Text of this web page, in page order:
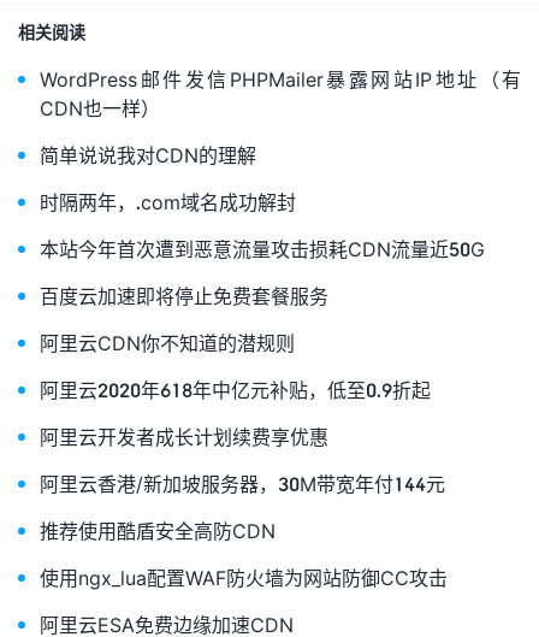
相关阅读
WordPress邮件发信PHPMailer暴露网站IP地址（有
CDN也一样）
简单说说我对CDN的理解
时隔两年，.com域名成功解封
本站今年首次遭到恶意流量攻击损耗CDN流量近50G
百度云加速即将停止免费套餐服务
阿里云CDN你不知道的潜规则
阿里云2020年618年中亿元补贴，低至0.9折起
阿里云开发者成长计划续费享优惠
阿里云香港/新加坡服务器，30M带宽年付144元
推荐使用酷盾安全高防CDN
使用ngx_lua配置WAF防火墙为网站防御CC攻击
阿里云ESA免费边缘加速CDN